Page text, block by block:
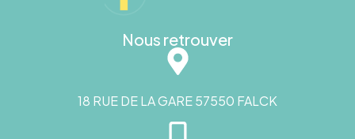
Nous retrouver
18 RUE DE LA GARE 57550 FALCK